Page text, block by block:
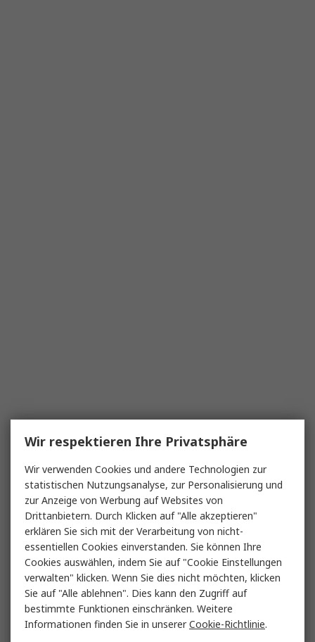
Wir respektieren Ihre Privatsphäre
Wir verwenden Cookies und andere Technologien zur
statistischen Nutzungsanalyse, zur Personalisierung und
zur Anzeige von Werbung auf Websites von
Drittanbietern. Durch Klicken auf "Alle akzeptieren"
erklären Sie sich mit der Verarbeitung von nicht-
essentiellen Cookies einverstanden. Sie können Ihre
Cookies auswählen, indem Sie auf "Cookie Einstellungen
verwalten" klicken. Wenn Sie dies nicht möchten, klicken
Sie auf "Alle ablehnen". Dies kann den Zugriff auf
bestimmte Funktionen einschränken. Weitere
Informationen finden Sie in unsererCookie-Richtlinie.